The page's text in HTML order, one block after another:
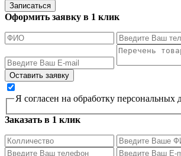
Записаться
Оформить заявку в 1 клик
Я согласен на обработку персональных
Заказать в 1 клик